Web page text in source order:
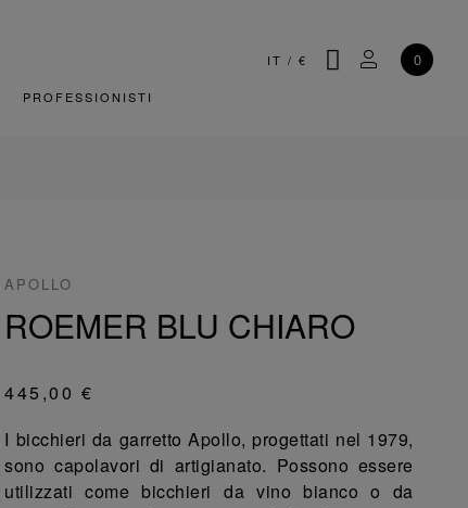
IT / € CERCAIL MIO
0
PROFESSIONISTI
APOLLO
ROEMER BLU CHIARO
445,00 €
I bicchieri da garretto Apollo, progettati nel 1979,
sono capolavori di artigianato. Possono essere
utilizzati come bicchieri da vino bianco o da